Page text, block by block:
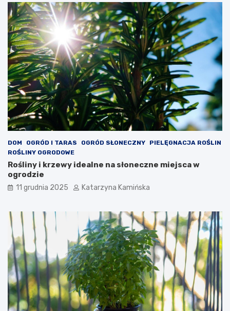
o
m
i
e
s
z
c
z
e
n
i
a
c
h
k
t
y
,
k
t
ó
r
e
w
a
r
t
o
s
p
o
ż
w
ć
DOM OGRÓD I TARAS OGRÓD SŁONECZNY
PIELĘGNACJA ROŚLIN
ROŚLINY OGRODOWE
Rośliny i krzewy idealne na słoneczne miejsca w
ogrodzie
11 grudnia 2025 Katarzyna Kamińska